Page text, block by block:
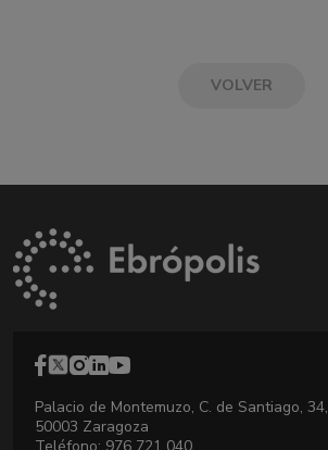
VOLVER
Palacio de Montemuzo, C. de Santiago, 34,
50003 Zaragoza